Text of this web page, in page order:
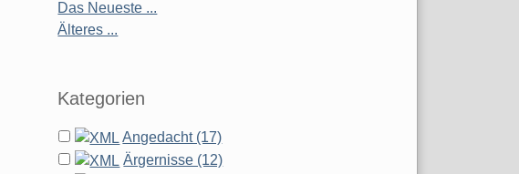
Das Neueste ...
Älteres ...
Kategorien
Angedacht (17)
Ärgernisse (12)